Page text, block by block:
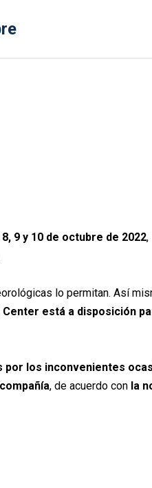
8, 9 y 10 de octubre de 2022,
lo permitan. Así
está a disposición
los inconvenientes
, de acuerdo con la